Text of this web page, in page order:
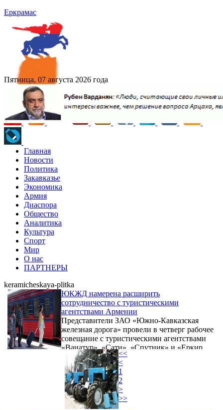
Еркрамас
Пятница, 07 августа 2026 года
Главная
Новости
Политика
Закавказье
Экономика
Армия
Диаспора
Общество
Аналитика
Культура
Спорт
Мир
О нас
ПАРТНЕРЫ
keramicheskaya-plitka
ЮКЖД намерена расширить
сотрудничество с туристическими
агентствами Армении
Представители ЗАО «Южно-Кавказская
железная дорога» провели в четверг рабочее
совещание с туристическими агентствами
«Ванатур», «Сати», «Спутник» и «Еркир
Наири», обсудив перспективы
сотрудничества в организации
железнодорожных туров, сообщает пресс-
служба компании.
<<
<
1
2
>
>>